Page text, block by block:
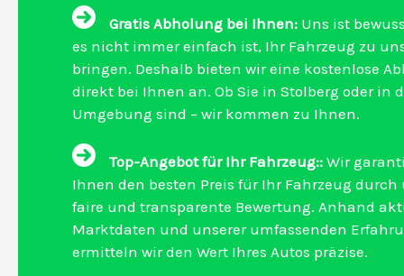
Gratis Abholung bei Ihnen: Uns ist
es nicht immer einfach ist, Ihr Fahrzeug zu
bringen. Deshalb bieten wir eine kostenlose
direkt bei Ihnen an. Ob Sie in Stolberg oder in
Umgebung sind – wir kommen zu Ihnen.
Top-Angebot für Ihr Fahrzeug:: Wir
Ihnen den besten Preis für Ihr Fahrzeug durch
faire und transparente Bewertung. Anhand
Marktdaten und unserer umfassenden
ermitteln wir den Wert Ihres Autos präzise.